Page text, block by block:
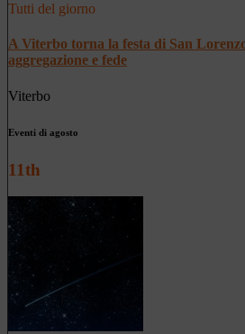
Tutti del giorno
A Viterbo torna la festa di San
aggregazione e fede
Viterbo
Eventi di agosto
11th